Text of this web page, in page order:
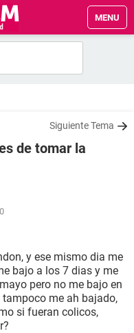
MENU
Siguiente Tema
de tomar la
y ese mismo dia me
bajo a los 7 dias y me
pero no me bajo en
me ah bajado,
si fueran colicos,